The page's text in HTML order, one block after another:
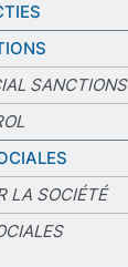
SANCTIONS
LA SOCIÉTÉ